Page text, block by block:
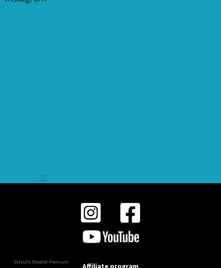
Vytvořil Shoptet Premium